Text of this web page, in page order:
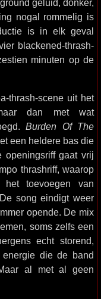
geluid, donker,
nogal rommelig is
is in elk geval
blackened-thrash-
minuten op de
thrash-scene uit het
dan met wat
Burden Of The
een heldere bas die
gaat vrij
thrashriff, waarop
het toevoegen van
song eindigt weer
opende. De mix
soms zelfs een
echt storend,
die de band
al met al geen